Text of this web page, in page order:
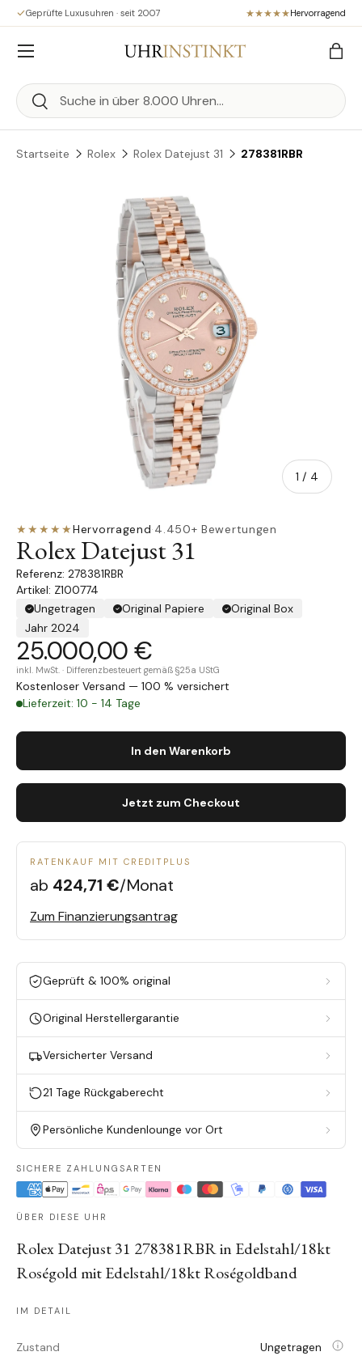
Direkt zum Inhalt
Geprüfte Luxusuhren · seit 2007 Hervorragend
Suchen
Suchen
Menü
Startseite Rolex Rolex Datejust 31 278381RBR
Zu Produktinformationen springen
1 / von
4
★★★★★Hervorragend·4.450+ Bewertungen
Rolex Datejust 31
278381RBR
Artikel: Z100774
Ungetragen
Original Papiere
Original Box
Jahr 2024
25.000,00 €
inkl. MwSt. · Differenzbesteuert gemäß §25a UStG
Kostenloser Versand — 100 % versichert
Lieferzeit: 10 - 14 Tage
In den Warenkorb
Jetzt zum Checkout
RATENKAUF MIT CREDITPLUS
ab 424,71 €/Monat
Zum Finanzierungsantrag
Geprüft & 100% original
Original Herstellergarantie
Versicherter Versand
21 Tage Rückgaberecht
Persönliche Kundenlounge vor Ort
SICHERE ZAHLUNGSARTEN
ÜBER DIESE UHR
Rolex Datejust 31 278381RBR in Edelstahl/18kt
Roségold mit Edelstahl/18kt Roségoldband
IM DETAIL
Zustand Ungetragen